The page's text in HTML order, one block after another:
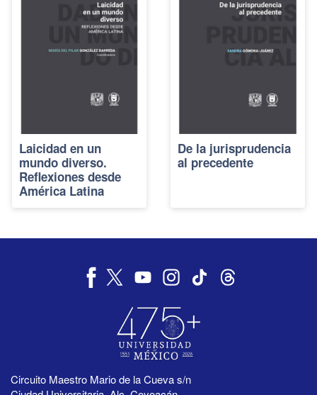
Laicidad en un
mundo diverso.
Reflexiones desde
América Latina
De la jurisprudencia
al precedente
Circuito Maestro Mario de la Cueva s/n